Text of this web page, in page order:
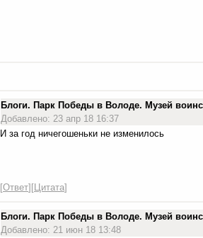
Блоги. Парк Победы в Володе. Музей
Добавлено: 23 апр 18 16:37
И за год ничегошеньки не изменилось
[Ответ][Цитата]
Блоги. Парк Победы в Володе. Музей
Добавлено: 21 июн 18 13:48